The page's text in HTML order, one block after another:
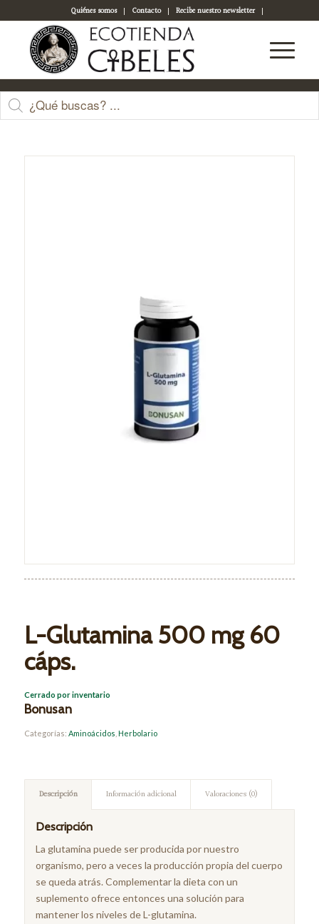
Quiénes somos Contacto
Recibe nuestro newsletter
Acceso a tu cuenta
Tienda
L-Glutamina 500 mg 60
cáps.
Cerrado por inventario
Bonusan
Categorías: Aminoácidos Herbolario
Descripción Información adicional Valoraciones (0)
Descripción
La glutamina puede ser producida por nuestro
organismo, pero a veces la producción propia del cuerpo
se queda atrás. Complementar la dieta con un
suplemento ofrece entonces una solución para
mantener los niveles de L-glutamina.